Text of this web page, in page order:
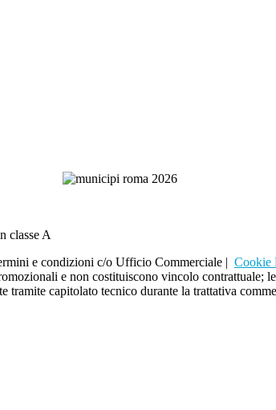
classe A
e condizioni c/o Ufficio Commerciale | Cookie
e non costituiscono vincolo contrattuale;
tramite capitolato tecnico durante la trattativa